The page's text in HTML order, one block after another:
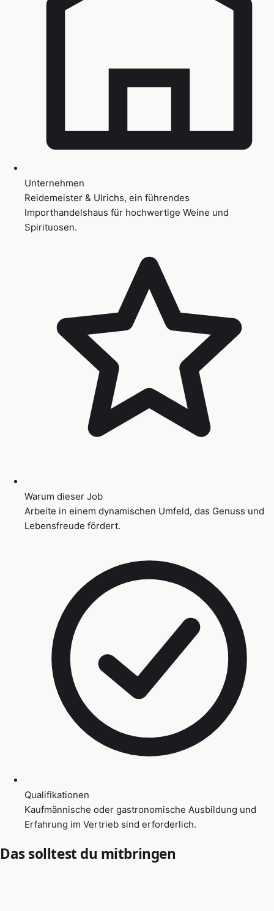
Unternehmen
Reidemeister & Ulrichs, ein führendes
Importhandelshaus für hochwertige Weine und
Spirituosen.
Warum dieser Job
Arbeite in einem dynamischen Umfeld, das Genuss und
Lebensfreude fördert.
Qualifikationen
Kaufmännische oder gastronomische Ausbildung und
Erfahrung im Vertrieb sind erforderlich.
Das solltest du mitbringen